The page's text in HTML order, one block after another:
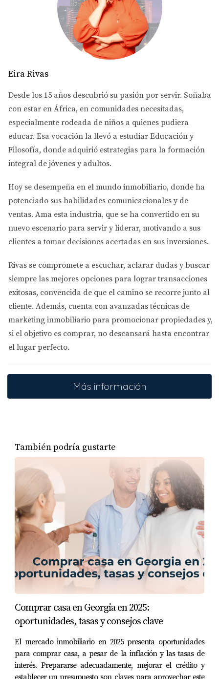
otros documentos como tu historial crediticio y
declaraciones de impuestos, el P&L puede ofrecer una
imagen completa de tu situación financiera.
¿Qué Otros Documentos Se Necesitan?
son:
- Declaraciones de Impuestos:Muestran tu ingreso total
y pueden ayudar a los prestamistas a evaluar tu
capacidad para pagar una hipoteca.
- Historial Crediticio:Indica tu historial de pagos y nivel
- Prueba de Ingresos:Incluye recibos de sueldo,
estados de cuenta bancarios y, si eres empresario, tu
P&L.
Aunque el estado de pérdidas y ganancias no se usa
útil si eres propietario de un negocio. Puede ayudar a
demostrar tu capacidad financiera a los prestamistas. Sin
embargo, para la compra de una vivienda, también
necesitarás otros documentos que proporcionen una
visión completa de tu situación económica.
Eira Rivas
Desde los 15 años descubrió su pasión por servir. Soñaba
con estar en África, en comunidades necesitadas,
especialmente rodeada de niños a quienes pudiera
educar. Esa vocación la llevó a estudiar Educación y
Filosofía, donde adquirió estrategias para la formación
integral de jóvenes y adultos.
Hoy se desempeña en el mundo inmobiliario, donde ha
potenciado sus habilidades comunicacionales y de
ventas. Ama esta industria, que se ha convertido en su
nuevo escenario para servir y liderar, motivando a sus
clientes a tomar decisiones acertadas en sus inversiones.
Rivas se compromete a escuchar, aclarar dudas y buscar
siempre las mejores opciones para lograr transacciones
exitosas, convencida de que el camino se recorre junto al
cliente. Además, cuenta con avanzadas técnicas de
marketing inmobiliario para promocionar propiedades y,
si el objetivo es comprar, no descansará hasta encontrar
el lugar perfecto.
Más información
También podría gustarte
Comprar casa en Georgia en 2025:
oportunidades, tasas y consejos clave
El mercado inmobiliario en 2025 presenta oportunidades
para comprar casa, a pesar de la inflación y las tasas de
interés. Prepararse adecuadamente, mejorar el crédito y
establecer un presupuesto son claves para aprovechar este